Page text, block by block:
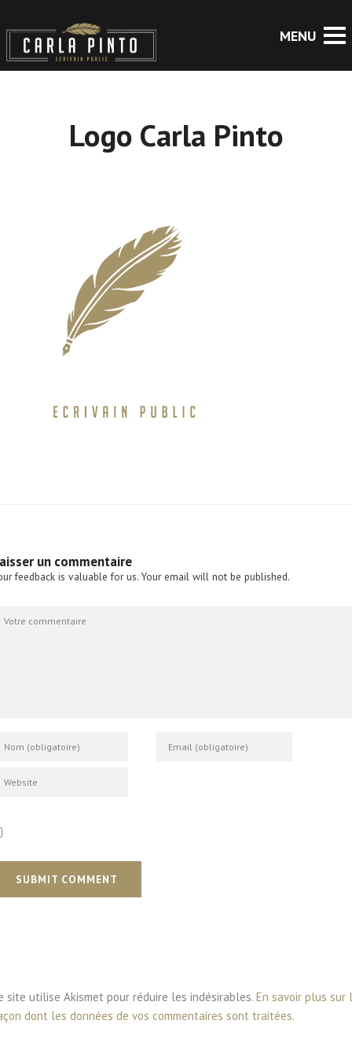
Logo Carla Pinto
un commentaire
feedback is valuable for us. Your email will not be published.
SUBMIT COMMENT
site utilise Akismet pour réduire les indésirables. En savoir plus sur
dont les données de vos commentaires sont traitées.